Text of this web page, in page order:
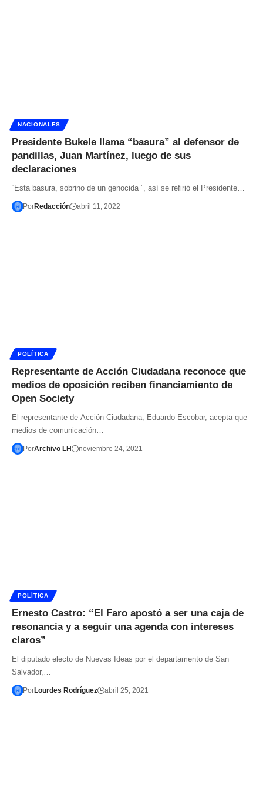
NACIONALES
Presidente Bukele llama “basura” al defensor de
pandillas, Juan Martínez, luego de sus
declaraciones
“Esta basura, sobrino de un genocida ”, así se refirió el Presidente…
PorRedacción abril 11, 2022
POLÍTICA
Representante de Acción Ciudadana reconoce que
medios de oposición reciben financiamiento de
Open Society
El representante de Acción Ciudadana, Eduardo Escobar, acepta que
medios de comunicación…
PorArchivo LH noviembre 24, 2021
POLÍTICA
Ernesto Castro: “El Faro apostó a ser una caja de
resonancia y a seguir una agenda con intereses
claros”
El diputado electo de Nuevas Ideas por el departamento de San
Salvador,…
PorLourdes Rodríguez abril 25, 2021